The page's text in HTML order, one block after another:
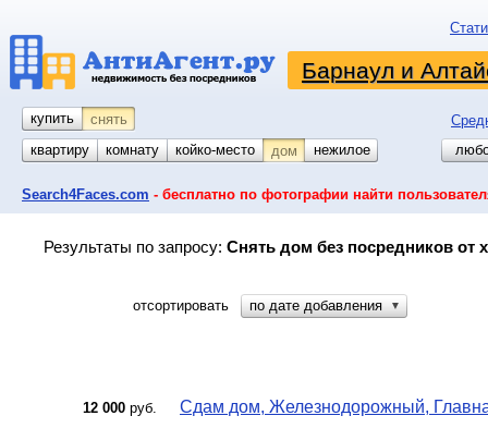
Барнаул и
купить снять
квартиру
комнату койко-место дом гараж
участок
нежилое
Search4Faces.com - бесплатно по фотографии найти
Результаты по запросу: Снять дом без посредников от
отсортировать по дате добавления ▼
12 000 руб. Сдам дом, Железнодорожный,